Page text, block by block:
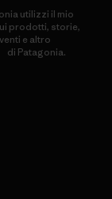
utilizzi il mio
prodotti, storie,
e altro
di Patagonia.